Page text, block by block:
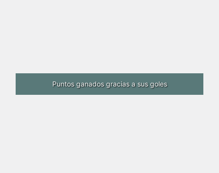
Puntos ganados gracias a sus goles